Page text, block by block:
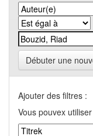
Débuter une
Ajouter des filtres :
Vous pouvex